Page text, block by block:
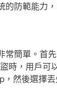
的防範能力
常簡單。首
時，用戶可
然後選擇丟